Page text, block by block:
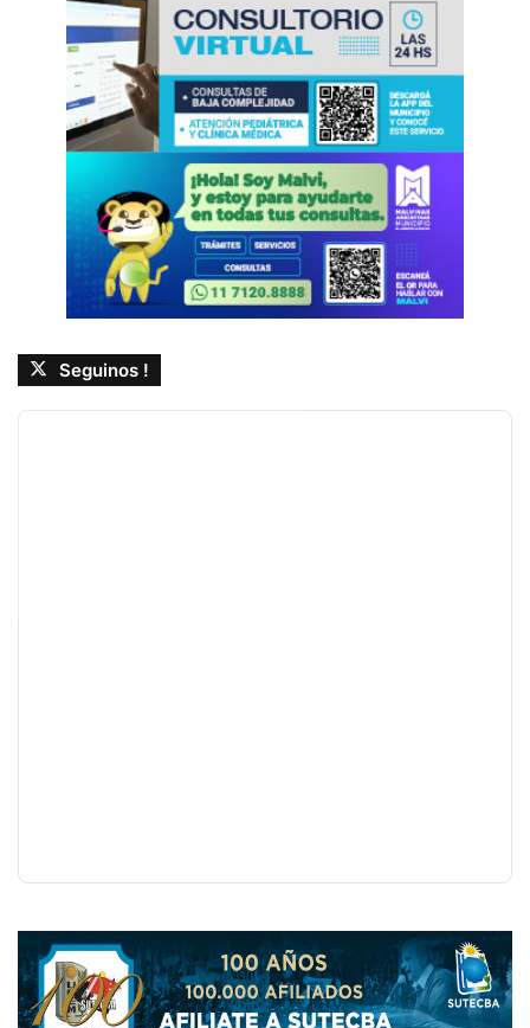
Seguinos !